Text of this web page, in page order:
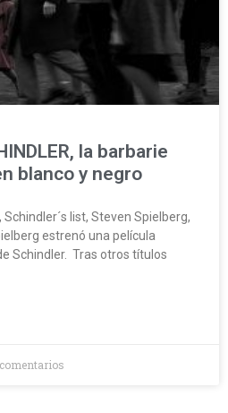
la barbarie
blanco y negro
Schindler´s list, Steven Spielberg,
estrenó una película
Schindler. Tras otros títulos